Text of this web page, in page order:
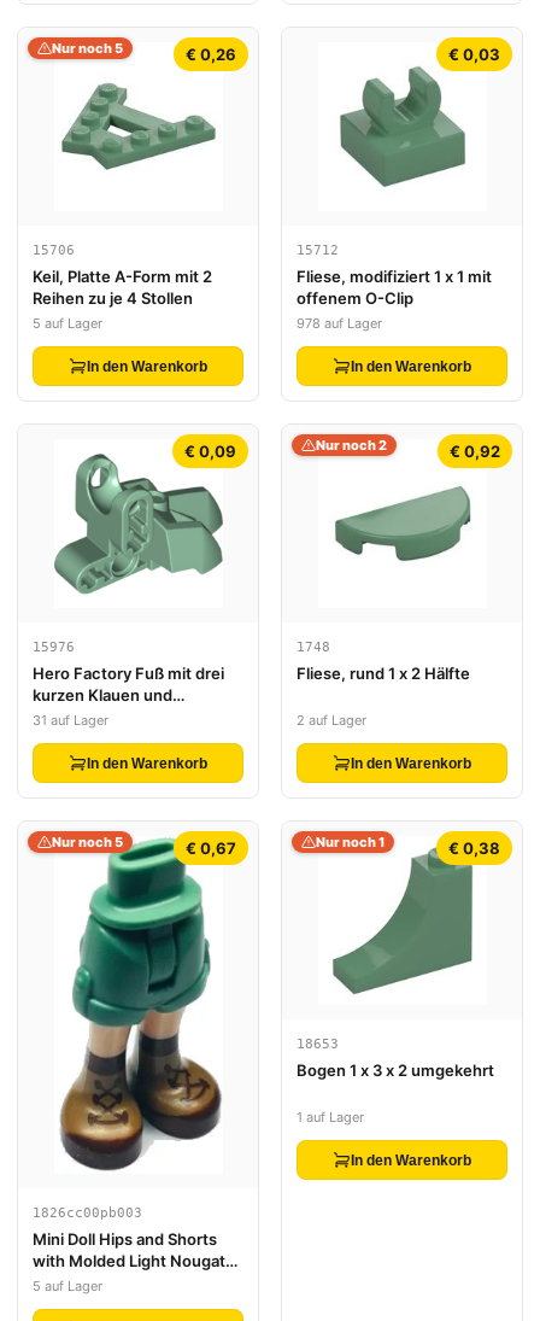
€ 0,26
Nur noch 5
15706
Keil, Platte A-Form mit 2
Reihen zu je 4 Stollen
5 auf Lager
In den Warenkorb
€ 0,03
15712
Fliese, modifiziert 1 x 1 mit
offenem O-Clip
978 auf Lager
In den Warenkorb
€ 0,09
15976
Hero Factory Fuß mit drei
kurzen Klauen und
Kugelgelenksockel
31 auf Lager
In den Warenkorb
€ 0,92
Nur noch 2
1748
Fliese, rund 1 x 2 Hälfte
2 auf Lager
In den Warenkorb
€ 0,67
Nur noch 5
1826cc00pb003
Mini Doll Hips and Shorts
with Molded Light Nougat
Legs and Printed Nougat
5 auf Lager
€ 0,38
Nur noch 1
18653
Bogen 1 x 3 x 2 umgekehrt
1 auf Lager
In den Warenkorb